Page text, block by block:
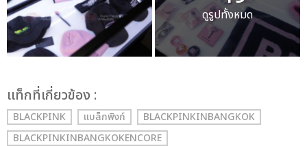
ดูรูปทั้งหมด
เเท็กที่เกี่ยวข้อง :
BLACKPINK แบล็กพิงก์
BLACKPINKINBANGKOK
BLACKPINKINBANGKOKENCORE